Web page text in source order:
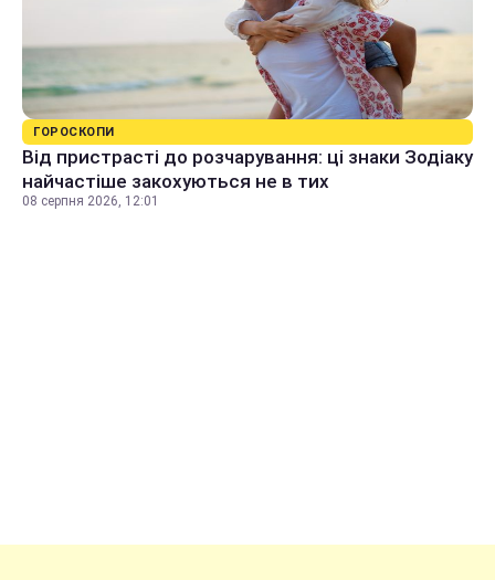
ГОРОСКОПИ
Від пристрасті до розчарування: ці знаки Зодіаку
найчастіше закохуються не в тих
08 серпня 2026, 12:01